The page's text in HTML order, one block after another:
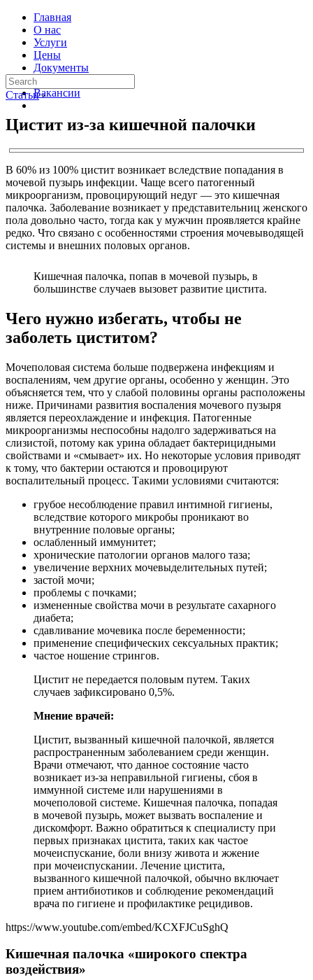
Главная
О нас
Услуги
Цены
Документы
Контакты
Вакансии
Статьи ›
Цистит из-за кишечной палочки
В 60% из 100% цистит возникает вследствие попадания в
мочевой пузырь инфекции. Чаще всего патогенный
микроорганизм, провоцирующий недуг — это кишечная
палочка. Заболевание возникает у представительниц женского
пола довольно часто, тогда как у мужчин проявляется крайне
редко. Что связано с особенностями строения мочевыводящей
системы и внешних половых органов.
Кишечная палочка, попав в мочевой пузырь, в
большинстве случаев вызовет развитие цистита.
Чего нужно избегать, чтобы не
заболеть циститом?
Мочеполовая система больше подвержена инфекциям и
воспалениям, чем другие органы, особенно у женщин. Это
объясняется тем, что у слабой половины органы расположены
ниже. Причинами развития воспаления мочевого пузыря
является переохлаждение и инфекция. Патогенные
микроорганизмы неспособны надолго задерживаться на
слизистой, потому как урина обладает бактерицидными
свойствами и «смывает» их. Но некоторые условия приводят
к тому, что бактерии остаются и провоцируют
воспалительный процесс. Такими условиями считаются:
грубое несоблюдение правил интимной гигиены,
вследствие которого микробы проникают во
внутренние половые органы;
ослабленный иммунитет;
хронические патологии органов малого таза;
увеличение верхних мочевыделительных путей;
застой мочи;
проблемы с почками;
измененные свойства мочи в результате сахарного
диабета;
сдавливание мочевика после беременности;
применение специфических сексуальных практик;
частое ношение стрингов.
Цистит не передается половым путем. Таких
случаев зафиксировано 0,5%.
Мнение врачей:
Цистит, вызванный кишечной палочкой, является
распространенным заболеванием среди женщин.
Врачи отмечают, что данное состояние часто
возникает из-за неправильной гигиены, сбоя в
иммунной системе или нарушениями в
мочеполовой системе. Кишечная палочка, попадая
в мочевой пузырь, может вызвать воспаление и
дискомфорт. Важно обратиться к специалисту при
первых признаках цистита, таких как частое
мочеиспускание, боли внизу живота и жжение
при мочеиспускании. Лечение цистита,
вызванного кишечной палочкой, обычно включает
прием антибиотиков и соблюдение рекомендаций
врача по гигиене и профилактике рецидивов.
https://www.youtube.com/embed/KCXFJCuSghQ
Кишечная палочка «широкого спектра
воздействия»